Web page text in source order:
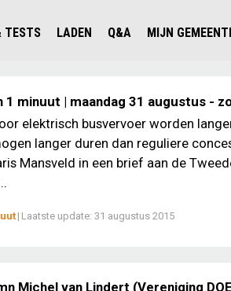
NEDERLAND
TESTS
AUTO ELEKTRISCH?
LADEN
Q&A
OPLADEN
SLIM LADEN
MIJN
VVE
1 minuut | maandag 31 augustus -
elektrisch busvervoer worden
langer duren dan reguliere
Mansveld in een brief aan de
| Laatste update: 31 augustus 2015
Michel van Lindert (Vereniging